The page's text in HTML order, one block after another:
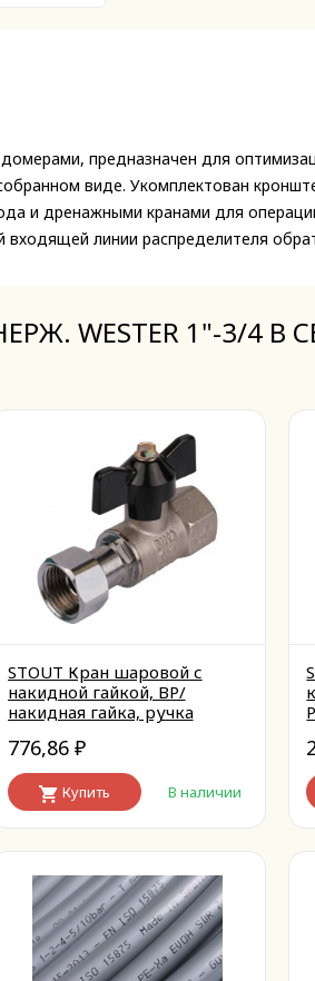
предназначен для
виде. Укомплектован
и дренажными кранами для
линии распределителя
WESTER 1"-3/
STOUT Кран шаровой с
накидной гайкой, ВР/
накидная гайка, ручка
776,86 ₽
Купить В наличии